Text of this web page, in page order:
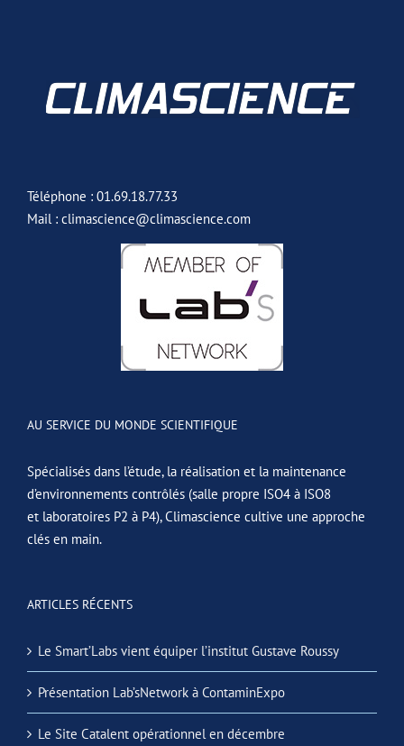
Téléphone : 01.69.18.77.33
Mail : climascience@climascience.com
AU SERVICE DU MONDE SCIENTIFIQUE
Spécialisés dans l’étude, la réalisation et la maintenance
d’environnements contrôlés (salle propre ISO4 à ISO8
et laboratoires P2 à P4), Climascience cultive une approche
clés en main.
ARTICLES RÉCENTS
Le Smart’Labs vient équiper l’institut Gustave Roussy
Présentation Lab’sNetwork à ContaminExpo
Le Site Catalent opérationnel en décembre